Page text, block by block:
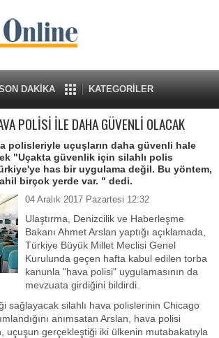
DAKİKA KATEGORİLER
POLİSİ İLE DAHA GÜVENLİ OLACAK
polisleriyle uçuşların daha güvenli hale
"Uçakta güvenlik için silahlı polis
has bir uygulama değil. Bu yöntem,
birçok yerde var. " dedi.
04 Aralık 2017 Pazartesi 12:32
Ulaştırma, Denizcilik ve Haberleşme
Bakanı Ahmet Arslan yaptığı açıklamada,
Türkiye Büyük Millet Meclisi Genel
Kurulunda geçen hafta kabul edilen torba
kanunla "hava polisi" uygulamasının da
mevzuata girdiğini bildirdi.
sağlayacak silahlı hava polislerinin Chicago
anımsatan Arslan, hava polisi
uçuşun gerçekleştiği iki ülkenin mutabakatıyla